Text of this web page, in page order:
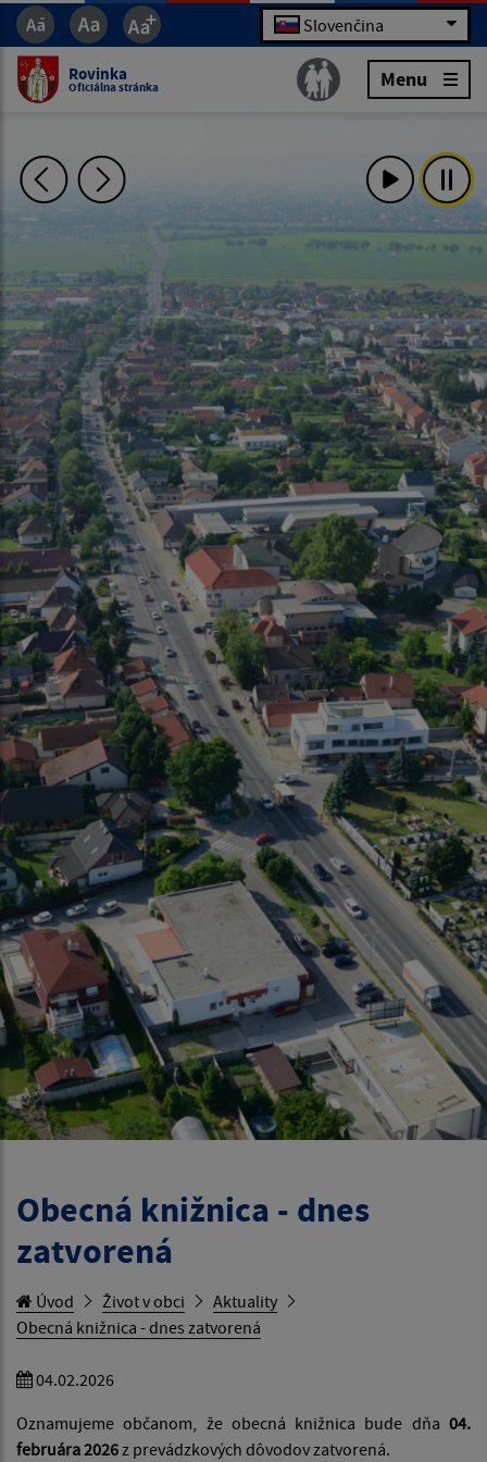
Slovenčina
Rovinka
Oficiálna stránka Menu
Obecná knižnica - dnes
zatvorená
Úvod Život v obci
Aktuality
Obecná knižnica - dnes zatvorená
04.02.2026
Oznamujeme občanom, že obecná knižnica bude dňa 04.
februára 2026z prevádzkových dôvodov zatvorená.